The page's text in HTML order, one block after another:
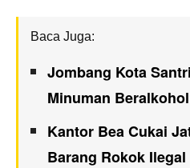
Baca Juga:
Jombang Kota
Minuman
Kantor Bea Cukai
Barang Rokok Ilegal